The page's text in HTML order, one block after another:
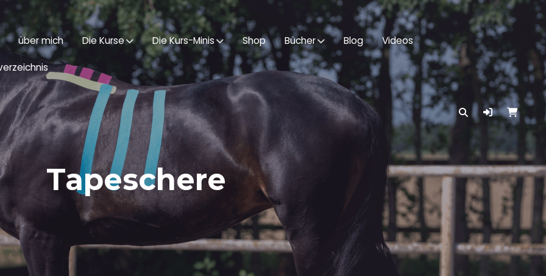
über mich Die Kurse Die Kurs-Minis Shop Bücher Blog Videos
Tapeschere